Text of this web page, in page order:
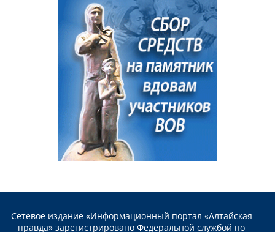
Сетевое издание «Информационный портал «Алтайская
правда» зарегистрировано Федеральной службой по